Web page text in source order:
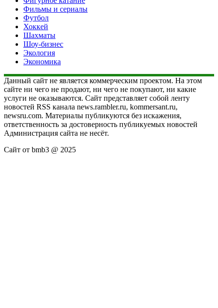
Фильмы и сериалы
Футбол
Хоккей
Шахматы
Шоу-бизнес
Экология
Экономика
Данный сайт не является коммерческим проектом. На этом
сайте ни чего не продают, ни чего не покупают, ни какие
услуги не оказываются. Сайт представляет собой ленту
новостей RSS канала news.rambler.ru, kommersant.ru,
newsru.com. Материалы публикуются без искажения,
ответственность за достоверность публикуемых новостей
Администрация сайта не несёт.
Сайт от bmb3 @ 2025